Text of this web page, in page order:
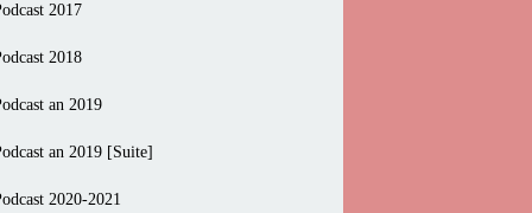
2017
2018
an 2019
an 2019 [Suite]
2020-2021